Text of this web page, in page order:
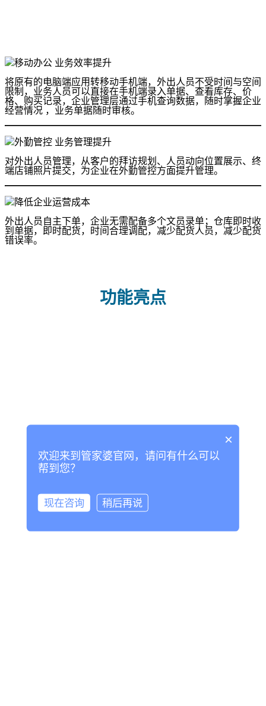
移动办公 业务效率提升
将原有的电脑端应用转移动手机端，外出人员不受时间与空间
限制，业务人员可以直接在手机端录入单据、查看库存、价
格、购买记录，企业管理层通过手机查询数据，随时掌握企业
经营情况 ，业务单据随时审核。
外勤管控 业务管理提升
对外出人员管理，从客户的拜访规划、人员动向位置展示、终
端店铺照片提交，为企业在外勤管控方面提升管理。
降低企业运营成本
外出人员自主下单，企业无需配备多个文员录单；仓库即时收
到单据，即时配货，时间合理调配，减少配货人员，减少配货
错误率。
功能亮点
×
欢迎来到管家婆官网，请问有什么可以
帮到您？
现在咨询 稍后再说